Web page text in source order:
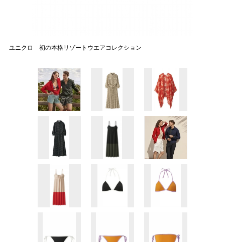
ユニクロ 初の本格リゾートウエアコレクション